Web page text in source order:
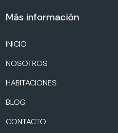
Más información
INICIO
NOSOTROS
HABITACIONES
BLOG
CONTACTO